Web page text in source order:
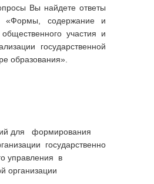
- Гарантированные подарки
- Рассрочка оплаты
- Возможность досрочно
- Возможность вернуть 13% от
Вы найдете ответы
содержание и
участия и
государственной
образования».
для формирования
государственно
управления в
организации